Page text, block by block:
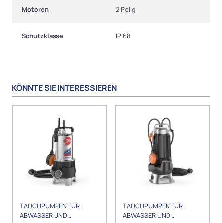
Motoren 2 Polig
Schutzklasse IP 68
KÖNNTE SIE INTERESSIEREN
TAUCHPUMPEN FÜR
ABWASSER UND
TAUCHPUMPEN FÜR
ABWASSER UND